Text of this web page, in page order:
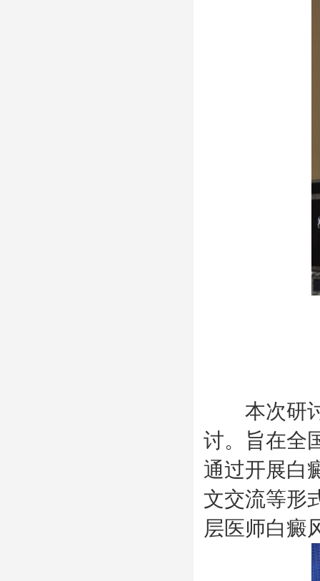
本次研讨
讨。旨在全
通过开展白
文交流等形
层医师白